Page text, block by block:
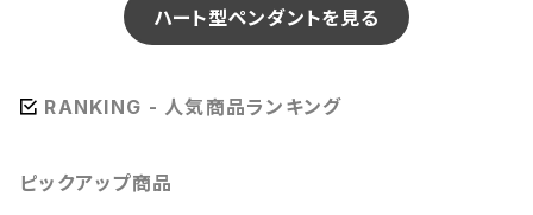
ハート型ペンダントを見る
RANKING - 人気商品ランキング
ピックアップ商品